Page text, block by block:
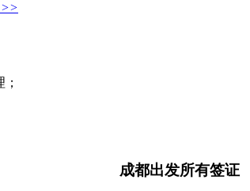
>>
成都出发所有签证